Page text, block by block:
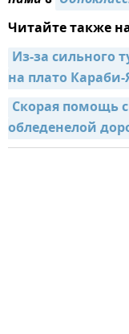
Читайте также
Из-за сильного
на плато
Скорая помощь
обледенелой